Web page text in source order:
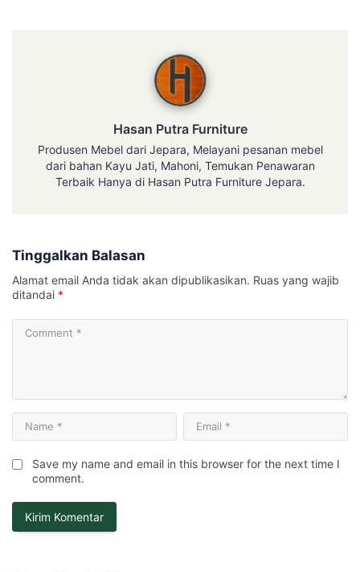
Hasan Putra Furniture
Produsen Mebel dari Jepara, Melayani pesanan mebel
dari bahan Kayu Jati, Mahoni, Temukan Penawaran
Terbaik Hanya di Hasan Putra Furniture Jepara.
Tinggalkan Balasan
Alamat email Anda tidak akan dipublikasikan. Ruas yang wajib
ditandai *
Save my name and email in this browser for the next time I
comment.